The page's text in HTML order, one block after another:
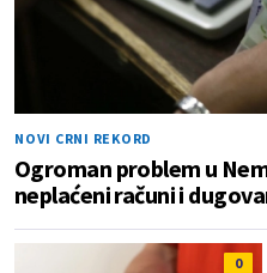
NOVI CRNI REKORD
Ogroman problem u
neplaćeni računi i
0